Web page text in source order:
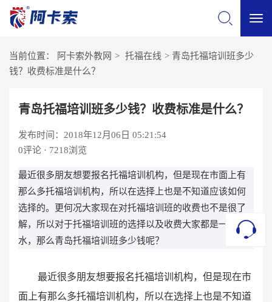
当前位置： 阿卡索外教网 > 托福在线 > 青岛托福培训班多少
钱？收费标准是什么？
青岛托福培训班多少钱？收费标准是什么？
发布时间：2018年12月06日 05:21:54
0评论 · 7218浏览
最近很多朋友想要报名托福培训机构，但是现在市面上有
那么多托福培训机构，所以在选择上也是不知道应该如何
选择的。更何况大家现在对托福培训班的收费也不是很了
解，所以对于托福培训班的选择以及收费大家都是一头雾
水，那么青岛托福培训班多少钱呢？
最近很多朋友想要报名托福培训机构，但是现在市
面上有那么多托福培训机构，所以在选择上也是不知道